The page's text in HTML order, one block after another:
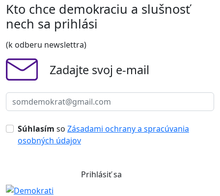
Kto chce demokraciu a slušnosť
nech sa prihlási
(k odberu newslettra)
Zadajte svoj e-mail
Súhlasím so Zásadami ochrany a spracúvania
osobných údajov
Prihlásiť sa